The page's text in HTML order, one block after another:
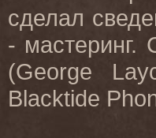
сделал
- мастеринг.
(George
Blacktide